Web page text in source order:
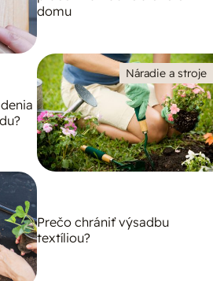
domu
Náradie a stroje
Prečo chrániť výsadbu
textíliou?